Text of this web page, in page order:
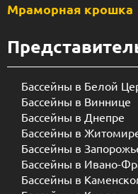
Мраморная крошка
Бассейны в Белой
Бассейны в Виннице
Бассейны в Днепре
Бассейны в
Бассейны в
Бассейны в Ивано-
Бассейны в